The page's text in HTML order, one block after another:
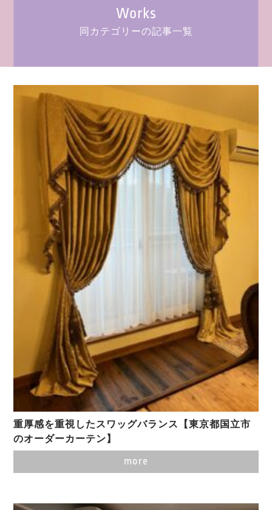
Works
同カテゴリーの記事一覧
重厚感を重視したスワッグバランス【東京都国立市
のオーダーカーテン】
more